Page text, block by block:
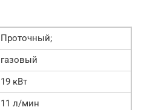
Проточный;
газовый
19 кВт
11 л/мин